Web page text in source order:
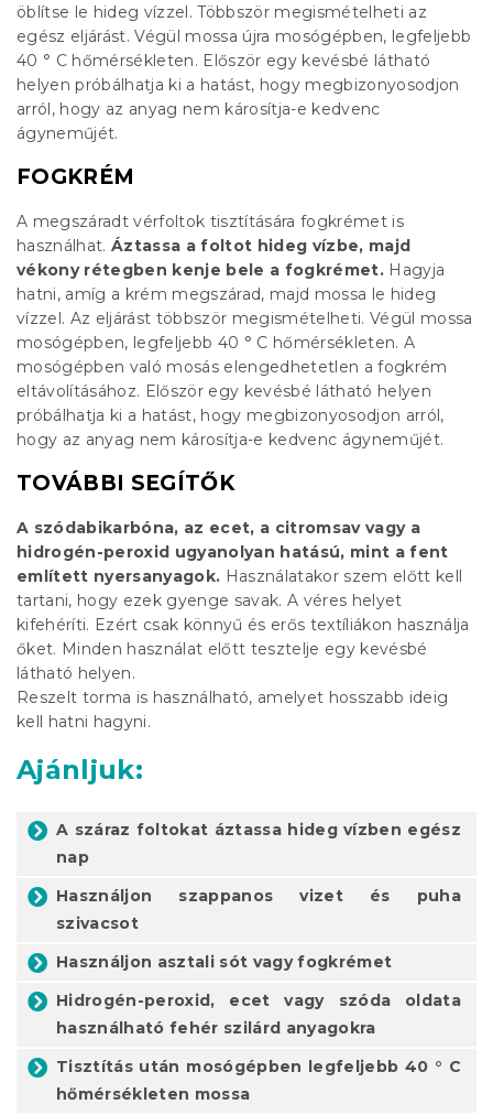
öblítse le hideg vízzel. Többször megismételheti az
egész eljárást. Végül mossa újra mosógépben, legfeljebb
40 ° C hőmérsékleten. Először egy kevésbé látható
helyen próbálhatja ki a hatást, hogy megbizonyosodjon
arról, hogy az anyag nem károsítja-e kedvenc
ágyneműjét.
FOGKRÉM
A megszáradt vérfoltok tisztítására fogkrémet is
használhat. Áztassa a foltot hideg vízbe, majd
vékony rétegben kenje bele a fogkrémet. Hagyja
hatni, amíg a krém megszárad, majd mossa le hideg
vízzel. Az eljárást többször megismételheti. Végül mossa
mosógépben, legfeljebb 40 ° C hőmérsékleten. A
mosógépben való mosás elengedhetetlen a fogkrém
eltávolításához. Először egy kevésbé látható helyen
próbálhatja ki a hatást, hogy megbizonyosodjon arról,
hogy az anyag nem károsítja-e kedvenc ágyneműjét.
TOVÁBBI SEGÍTŐK
A szódabikarbóna, az ecet, a citromsav vagy a
hidrogén-peroxid ugyanolyan hatású, mint a fent
említett nyersanyagok. Használatakor szem előtt kell
tartani, hogy ezek gyenge savak. A véres helyet
kifehéríti. Ezért csak könnyű és erős textíliákon használja
őket. Minden használat előtt tesztelje egy kevésbé
látható helyen.
Reszelt torma is használható, amelyet hosszabb ideig
kell hatni hagyni.
Ajánljuk:
A száraz foltokat áztassa hideg vízben egész
nap
Használjon szappanos vizet és puha
szivacsot
Használjon asztali sót vagy fogkrémet
Hidrogén-peroxid, ecet vagy szóda oldata
használható fehér szilárd anyagokra
Tisztítás után mosógépben legfeljebb 40 ° C
hőmérsékleten mossa